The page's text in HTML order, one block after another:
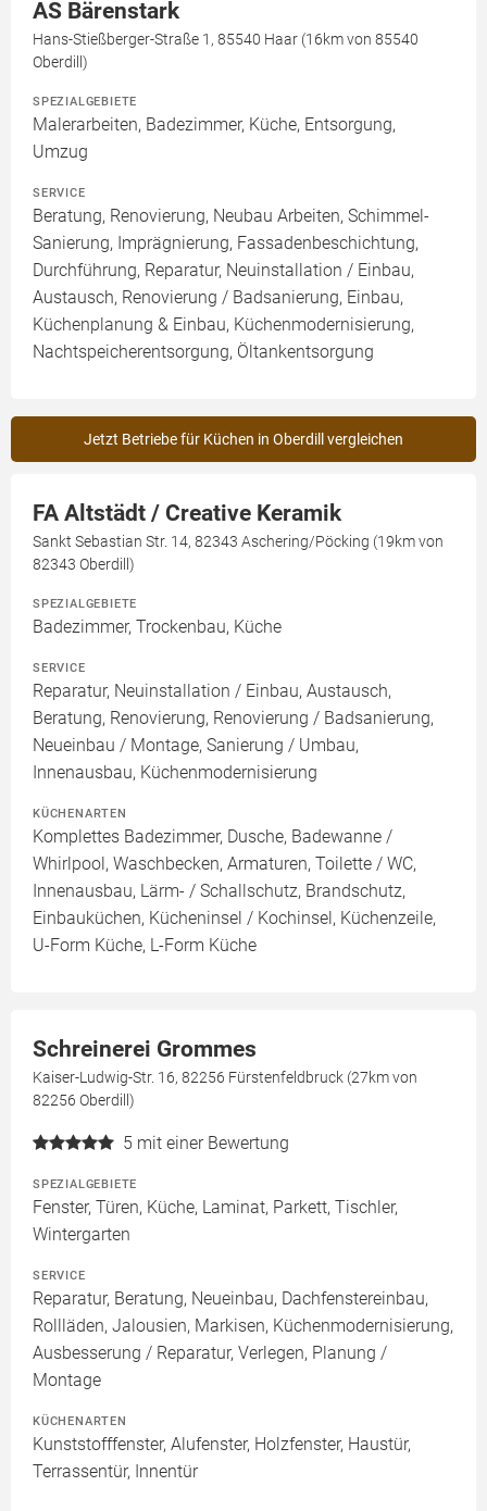
AS Bärenstark
Hans-Stießberger-Straße 1, 85540 Haar (16km von 85540
Oberdill)
SPEZIALGEBIETE
Malerarbeiten, Badezimmer, Küche, Entsorgung,
Umzug
SERVICE
Beratung, Renovierung, Neubau Arbeiten, Schimmel-
Sanierung, Imprägnierung, Fassadenbeschichtung,
Durchführung, Reparatur, Neuinstallation / Einbau,
Austausch, Renovierung / Badsanierung, Einbau,
Küchenplanung & Einbau, Küchenmodernisierung,
Nachtspeicherentsorgung, Öltankentsorgung
Jetzt Betriebe für Küchen in Oberdill vergleichen
FA Altstädt / Creative Keramik
Sankt Sebastian Str. 14, 82343 Aschering/Pöcking (19km von
82343 Oberdill)
SPEZIALGEBIETE
Badezimmer, Trockenbau, Küche
SERVICE
Reparatur, Neuinstallation / Einbau, Austausch,
Beratung, Renovierung, Renovierung / Badsanierung,
Neueinbau / Montage, Sanierung / Umbau,
Innenausbau, Küchenmodernisierung
KÜCHENARTEN
Komplettes Badezimmer, Dusche, Badewanne /
Whirlpool, Waschbecken, Armaturen, Toilette / WC,
Innenausbau, Lärm- / Schallschutz, Brandschutz,
Einbauküchen, Kücheninsel / Kochinsel, Küchenzeile,
U-Form Küche, L-Form Küche
Schreinerei Grommes
Kaiser-Ludwig-Str. 16, 82256 Fürstenfeldbruck (27km von
82256 Oberdill)
5 mit einer Bewertung
SPEZIALGEBIETE
Fenster, Türen, Küche, Laminat, Parkett, Tischler,
Wintergarten
SERVICE
Reparatur, Beratung, Neueinbau, Dachfenstereinbau,
Rollläden, Jalousien, Markisen, Küchenmodernisierung,
Ausbesserung / Reparatur, Verlegen, Planung /
Montage
KÜCHENARTEN
Kunststofffenster, Alufenster, Holzfenster, Haustür,
Terrassentür, Innentür